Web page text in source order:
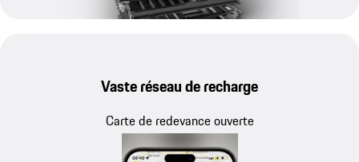
Vaste réseau de recharge
Carte de redevance ouverte